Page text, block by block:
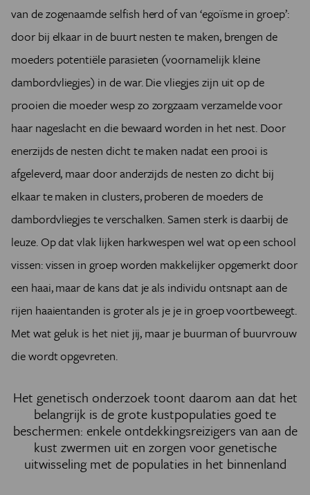
van de zogenaamde selfish herd of van ‘egoïsme in groep’:
door bij elkaar in de buurt nesten te maken, brengen de
moeders potentiële parasieten (voornamelijk kleine
dambordvliegjes) in de war. Die vliegjes zijn uit op de
prooien die moeder wesp zo zorgzaam verzamelde voor
haar nageslacht en die bewaard worden in het nest. Door
enerzijds de nesten dicht te maken nadat een prooi is
afgeleverd, maar door anderzijds de nesten zo dicht bij
elkaar te maken in clusters, proberen de moeders de
dambordvliegjes te verschalken. Samen sterk is daarbij de
leuze. Op dat vlak lijken harkwespen wel wat op een school
vissen: vissen in groep worden makkelijker opgemerkt door
een haai, maar de kans dat je als individu ontsnapt aan de
rijen haaientanden is groter als je je in groep voortbeweegt.
Met wat geluk is het niet jij, maar je buurman of buurvrouw
die wordt opgevreten.
Het genetisch onderzoek toont daarom aan dat het
belangrijk is de grote kustpopulaties goed te
beschermen: enkele ontdekkingsreizigers van aan de
kust zwermen uit en zorgen voor genetische
uitwisseling met de populaties in het binnenland